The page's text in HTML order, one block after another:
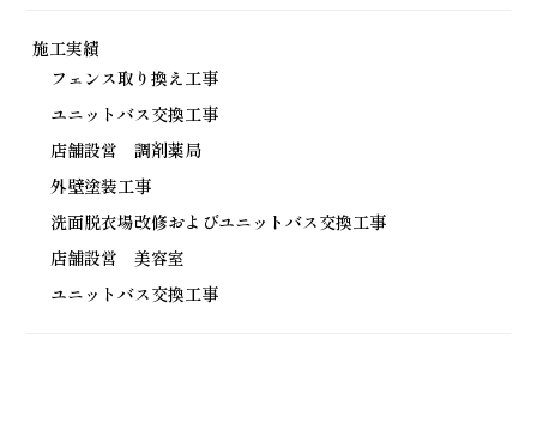
施工実績
フェンス取り換え工事
ユニットバス交換工事
店舗設営 調剤薬局
外壁塗装工事
洗面脱衣場改修およびユニットバス交換工事
店舗設営 美容室
ユニットバス交換工事